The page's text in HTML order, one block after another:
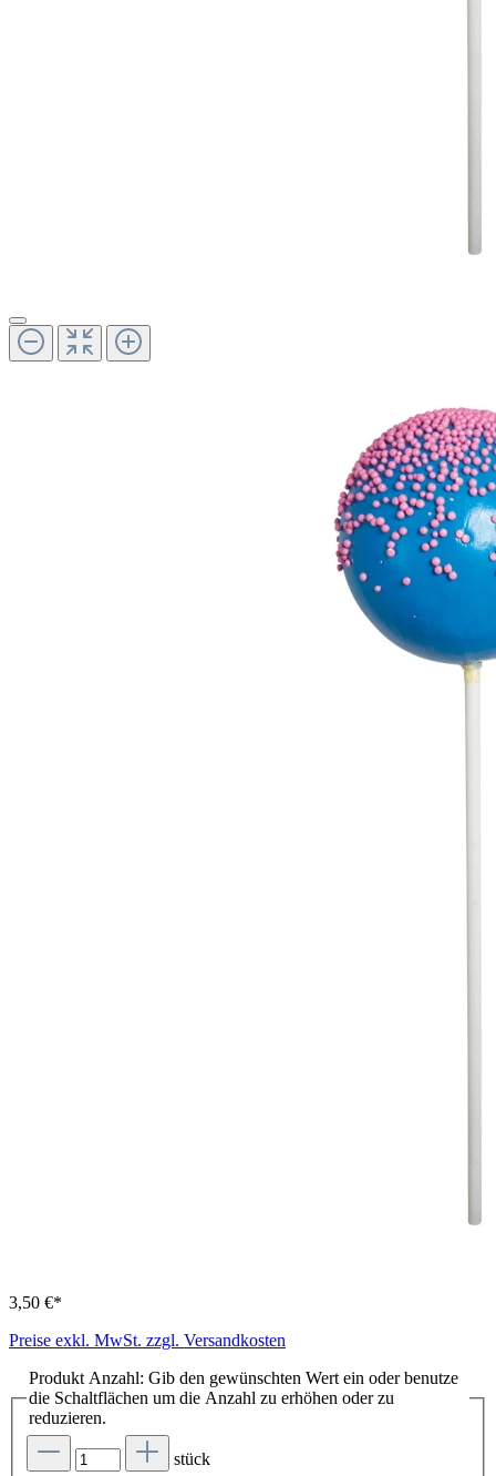
3,50 €*
Preise exkl. MwSt. zzgl. Versandkosten
Produkt Anzahl: Gib den gewünschten Wert ein oder benutze
die Schaltflächen um die Anzahl zu erhöhen oder zu
reduzieren.
stück